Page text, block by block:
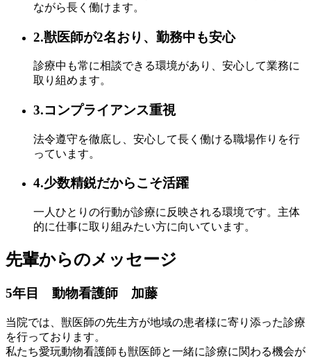
ながら長く働けます。
2.獣医師が2名おり、勤務中も安心
診療中も常に相談できる環境があり、安心して業務に
取り組めます。
3.コンプライアンス重視
法令遵守を徹底し、安心して長く働ける職場作りを行
っています。
4.少数精鋭だからこそ活躍
一人ひとりの行動が診療に反映される環境です。主体
的に仕事に取り組みたい方に向いています。
先輩からのメッセージ
5年目 動物看護師 加藤
当院では、獣医師の先生方が地域の患者様に寄り添った診療
を行っております。
私たち愛玩動物看護師も獣医師と一緒に診療に関わる機会が